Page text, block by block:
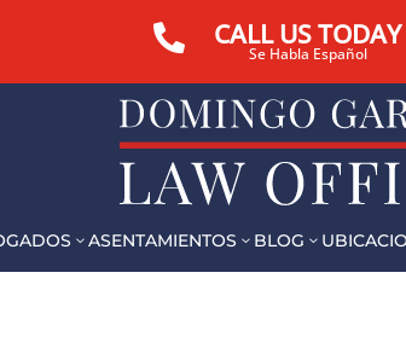
 CALL US TODAY
Se Habla Español
3 ASENTAMIENTOS 3 BLOG 3